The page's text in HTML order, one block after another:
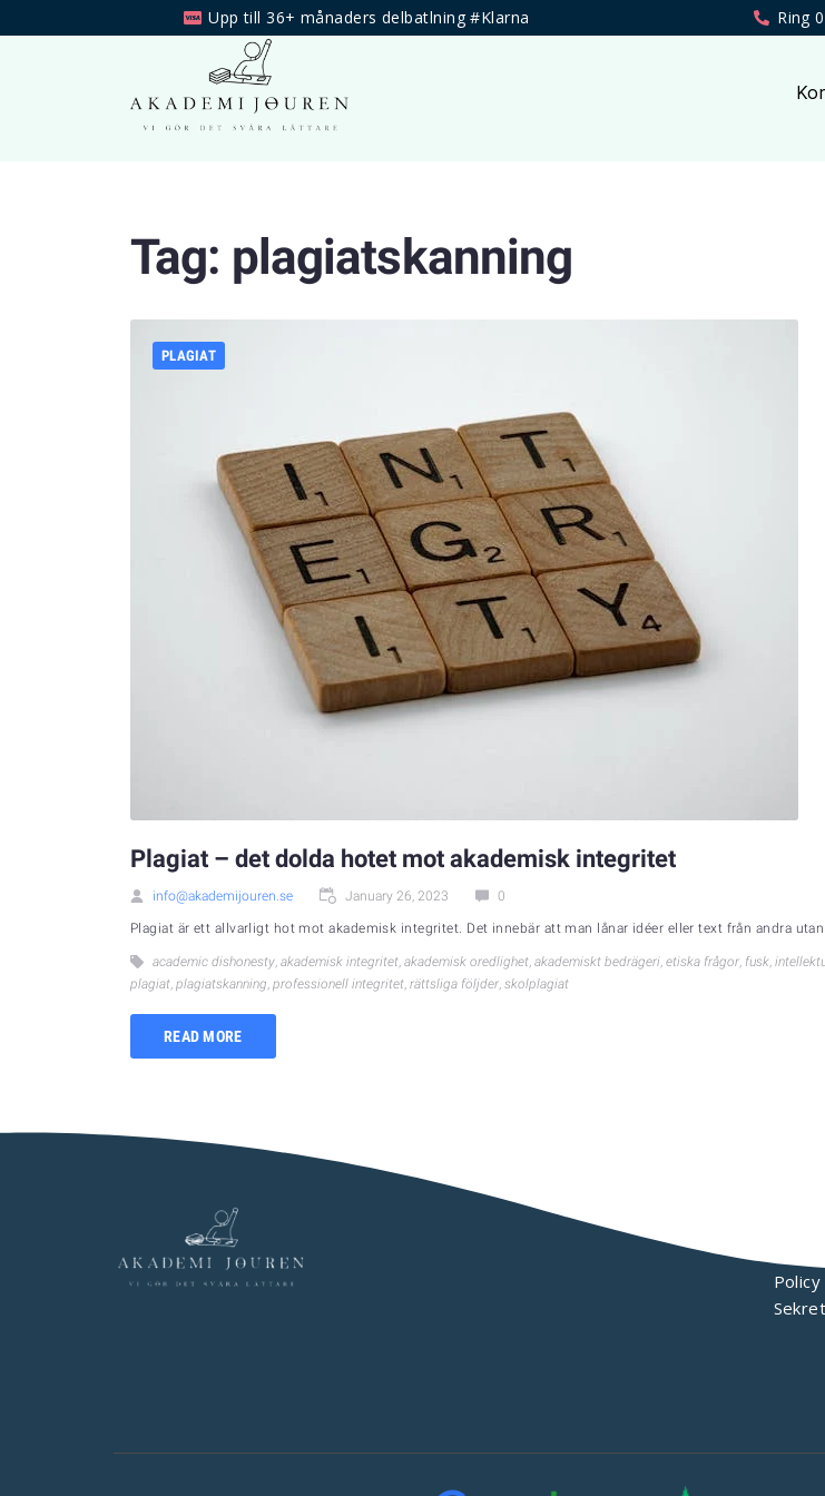
Upp till 36+ månaders delbatlning #Klarna Ring
Tag: plagiatskanning
PLAGIAT
Plagiat – det dolda hotet mot akademisk integritet
info@akademijouren.se January 26, 2023 0
Plagiat är ett allvarligt hot mot akademisk integritet. Det innebär att man lånar idéer eller text från andra
academic dishonesty, akademisk integritet, akademisk oredlighet, akademiskt bedrägeri, etiska frågor, fusk,
plagiat, plagiatskanning, professionell integritet, rättsliga följder, skolplagiat
READ MORE